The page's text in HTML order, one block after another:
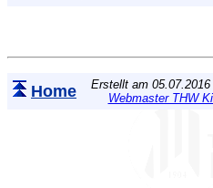
Home
Erstellt am 05.07.2016
Webmaster THW